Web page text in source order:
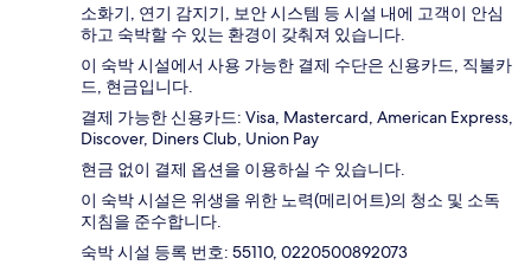
소화기, 연기 감지기, 보안 시스템 등 시설 내에 고객이 안심
하고 숙박할 수 있는 환경이 갖춰져 있습니다.
이 숙박 시설에서 사용 가능한 결제 수단은 신용카드, 직불카
드, 현금입니다.
결제 가능한 신용카드: Visa, Mastercard, American Express,
Discover, Diners Club, Union Pay
현금 없이 결제 옵션을 이용하실 수 있습니다.
이 숙박 시설은 위생을 위한 노력(메리어트)의 청소 및 소독
지침을 준수합니다.
숙박 시설 등록 번호: 55110, 0220500892073